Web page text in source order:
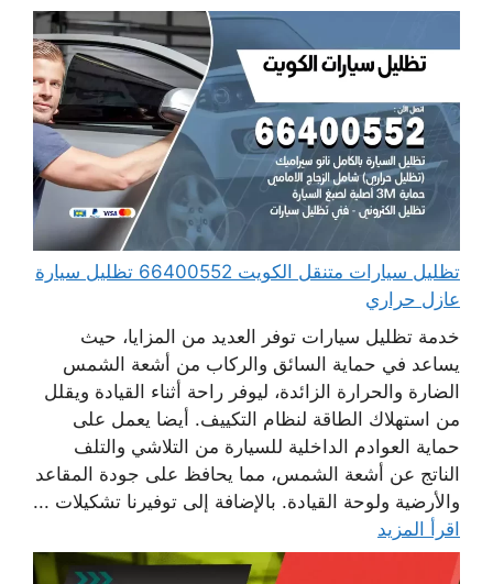
تظليل سيارات متنقل الكويت 66400552 تظليل سيارة
عازل حراري
خدمة تظليل سيارات توفر العديد من المزايا، حيث
يساعد في حماية السائق والركاب من أشعة الشمس
الضارة والحرارة الزائدة، ليوفر راحة أثناء القيادة ويقلل
من استهلاك الطاقة لنظام التكييف. أيضا يعمل على
حماية العوادم الداخلية للسيارة من التلاشي والتلف
الناتج عن أشعة الشمس، مما يحافظ على جودة المقاعد
والأرضية ولوحة القيادة. بالإضافة إلى توفيرنا تشكيلات ...
اقرأ المزيد